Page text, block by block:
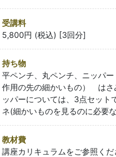
受講料
5,800円 (税込) [3回分]
持ち物
平ペンチ、丸ペンチ、ニッパ
作用の先の細かいもの） は
ッパーについては、3点セッ
ネ(細かいものを見るのに必要
教材費
講座カリキュラムをご参照くだ